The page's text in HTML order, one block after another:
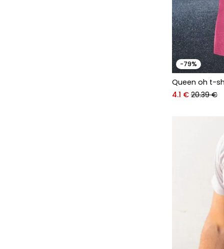
-79%
Queen oh t-
4.1 € 20.39 €